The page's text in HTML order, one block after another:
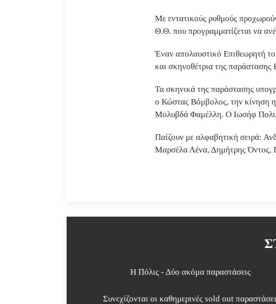
Με εντατικούς ρυθμούς
Θ.Θ. που προγραμματίζεται να
Έναν απολαυστικό Επιθεωρητή
και σκηνοθέτρια της
Τα σκηνικά της παράστασης
ο Κώστας Βόμβολος, την κίνηση
Μολυβδά Φαμέλλη. Ο Ιωσήφ
Παίζουν με αλφαβητική σειρά:
Μαρσέλα Λένα, Δημήτρης Όντος,
Η Πόλις - Δύο ακόμα παραστάσεις
Συνεχίζονται οι καθημερινές sold out